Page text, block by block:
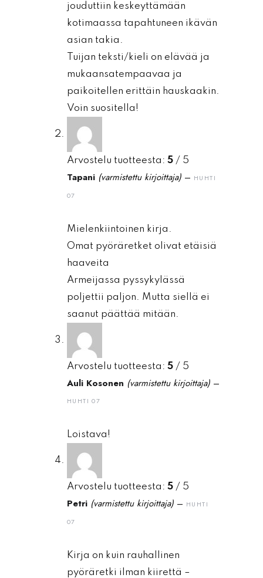
jouduttiin keskeyttämään
kotimaassa tapahtuneen ikävän
asian takia.
Tuijan teksti/kieli on elävää ja
mukaansatempaavaa ja
paikoitellen erittäin hauskaakin.
Voin suositella!
Arvostelu tuotteesta: 5 / 5
Tapani (varmistettu kirjoittaja) – HUHTI
07
Mielenkiintoinen kirja.
Omat pyöräretket olivat etäisiä
haaveita
Armeijassa pyssykylässä
poljettii paljon. Mutta siellä ei
saanut päättää mitään.
Arvostelu tuotteesta: 5 / 5
Auli Kosonen (varmistettu kirjoittaja) –
HUHTI 07
Loistava!
Arvostelu tuotteesta: 5 / 5
Petri (varmistettu kirjoittaja) – HUHTI
07
Kirja on kuin rauhallinen
pyöräretki ilman kiirettä –